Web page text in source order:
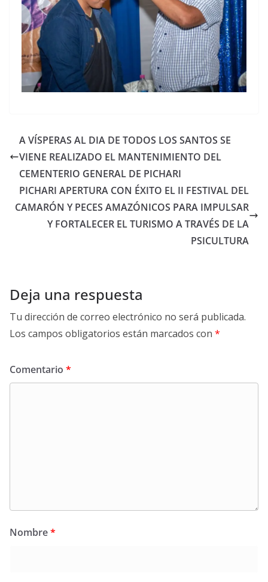
A VÍSPERAS AL DIA DE TODOS LOS SANTOS SE
VIENE REALIZADO EL MANTENIMIENTO DEL
CEMENTERIO GENERAL DE PICHARI
PICHARI APERTURA CON ÉXITO EL II FESTIVAL DEL
CAMARÓN Y PECES AMAZÓNICOS PARA IMPULSAR
Y FORTALECER EL TURISMO A TRAVÉS DE LA
PSICULTURA
Deja una respuesta
Tu dirección de correo electrónico no será publicada.
Los campos obligatorios están marcados con *
Comentario *
Nombre*